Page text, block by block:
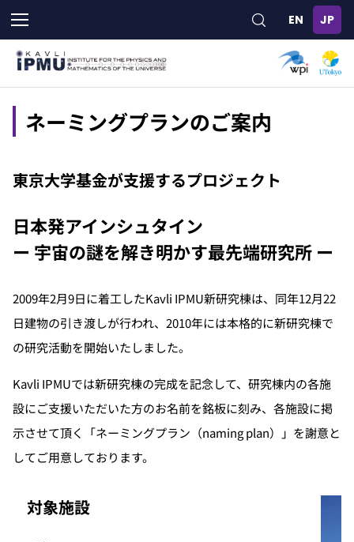
メ
イ
ン
ネーミングプランのご案内
東京大学基金が支援するプロジェクト
日本発アインシュタイン
ー 宇宙の謎を解き明かす最先端研究所 ー
2009年2月9日に着工したKavli IPMU新研究棟は、同年12月22
日建物の引き渡しが行われ、2010年には本格的に新研究棟で
の研究活動を開始いたしました。
Kavli IPMUでは新研究棟の完成を記念して、研究棟内の各施
設にご支援いただいた方のお名前を銘板に刻み、各施設に掲
示させて頂く「ネーミングプラン（naming plan）」を謝意と
してご用意しております。
対象施設